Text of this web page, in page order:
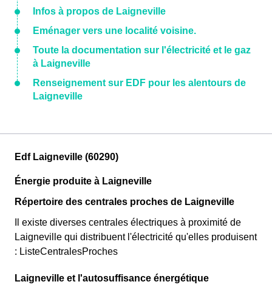
Infos à propos de Laigneville
Eménager vers une localité voisine.
Toute la documentation sur l'électricité et le gaz
à Laigneville
Renseignement sur EDF pour les alentours de
Laigneville
Edf Laigneville (60290)
Énergie produite à Laigneville
Répertoire des centrales proches de Laigneville
Il existe diverses centrales électriques à proximité de
Laigneville qui distribuent l'électricité qu'elles produisent
: ListeCentralesProches
Laigneville et l'autosuffisance énergétique